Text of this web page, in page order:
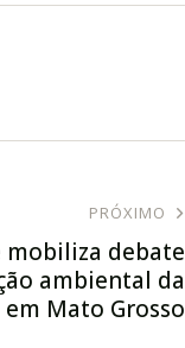
PRÓXIMO
mobiliza debate
ambiental da
Mato Grosso